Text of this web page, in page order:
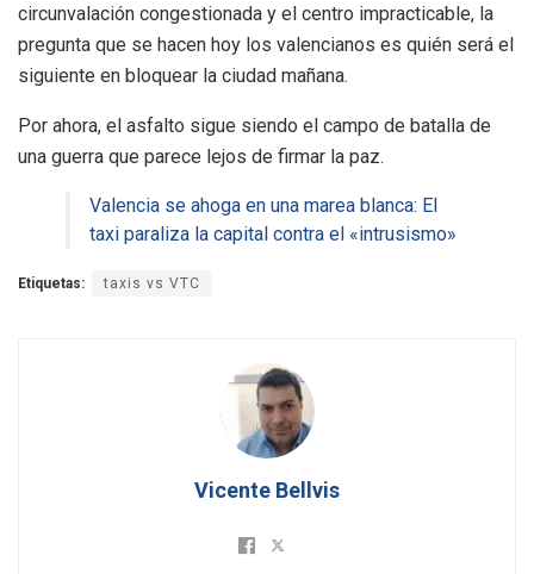
circunvalación congestionada y el centro impracticable, la
pregunta que se hacen hoy los valencianos es quién será el
siguiente en bloquear la ciudad mañana.
Por ahora, el asfalto sigue siendo el campo de batalla de
una guerra que parece lejos de firmar la paz.
Valencia se ahoga en una marea blanca: El
taxi paraliza la capital contra el «intrusismo»
Etiquetas: taxis vs VTC
Vicente Bellvis